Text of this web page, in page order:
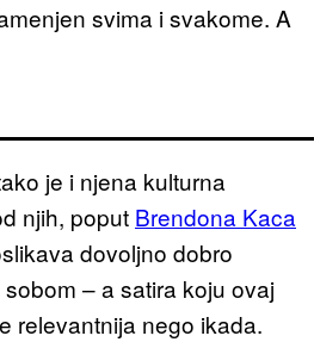
svima i svakome. A
je i njena kulturna
njih, poput Brendona Kaca
dovoljno dobro
– a satira koju ovaj
relevantnija nego ikada.